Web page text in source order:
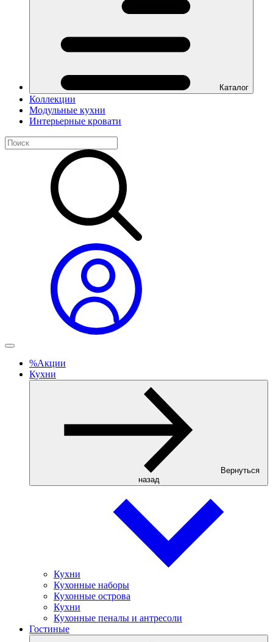
Каталог
Коллекции
Модульные кухни
Интерьерные кровати
%Акции
Кухни
Вернуться
назад
Кухни
Кухонные наборы
Кухонные острова
Кухни
Кухонные пеналы и антресоли
Гостиные